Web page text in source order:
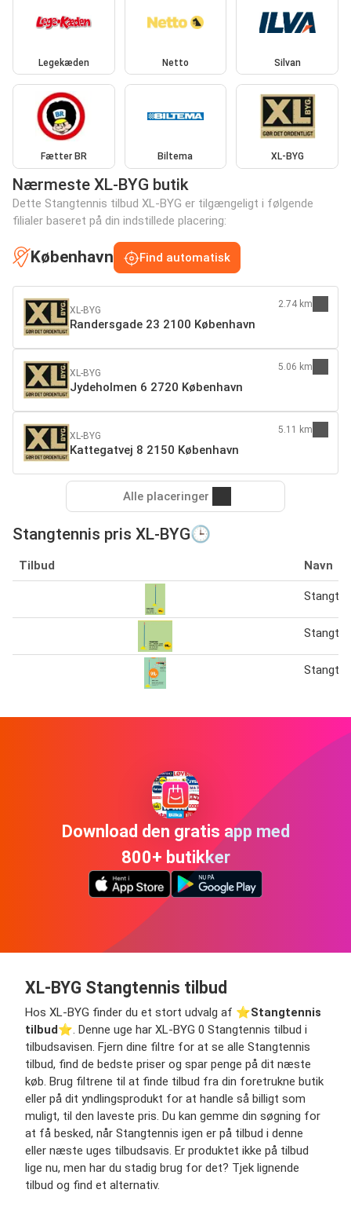
Legekæden Netto Silvan
Fætter BR Biltema XL-BYG
Nærmeste XL-BYG butik
Dette Stangtennis tilbud XL-BYG er tilgængeligt i følgende
filialer baseret på din indstillede placering:
København Find automatisk
XL-BYG
Randersgade 23 2100 København
2.74 km
XL-BYG
Jydeholmen 6 2720 København
5.06 km
XL-BYG
Kattegatvej 8 2150 København
5.11 km
Alle placeringer
Stangtennis pris XL-BYG🕒
Tilbud Navn
Download den gratis app med
800+ butikker
XL-BYG Stangtennis tilbud
Hos XL-BYG finder du et stort udvalg af ⭐️Stangtennis
tilbud⭐️. Denne uge har XL-BYG 0 Stangtennis tilbud i
tilbudsavisen. Fjern dine filtre for at se alle Stangtennis
tilbud, find de bedste priser og spar penge på dit næste
køb. Brug filtrene til at finde tilbud fra din foretrukne butik
eller på dit yndlingsprodukt for at handle så billigt som
muligt, til den laveste pris. Du kan gemme din søgning for
at få besked, når Stangtennis igen er på tilbud i denne
eller næste uges tilbudsavis. Er produktet ikke på tilbud
lige nu, men har du stadig brug for det? Tjek lignende
tilbud og find et alternativ.